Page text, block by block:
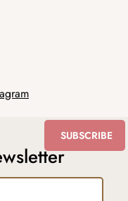
SUBSCRIBE